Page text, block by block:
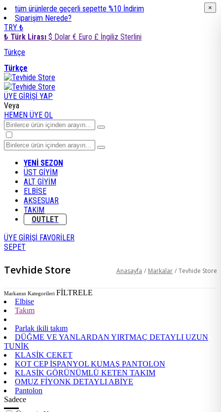
tüm ürünlerde geçerli sepette %10 İndirim
Siparişim Nerede?
TRY ₺
₺ Türk Lirası $ Dolar € Euro £ İngiliz Sterlini
Türkçe
Türkçe
ÜYE GİRİŞİ YAP
Veya
HEMEN ÜYE OL
YENİ SEZON
ÜST GİYİM
ALT GİYİM
ELBİSE
AKSESUAR
TAKIM
OUTLET
ÜYE GİRİŞİ FAVORİLER
SEPET
Tevhide Store Anasayfa / Markalar / Tevhide Store
Markanın Kategorileri FİLTRELE
Elbise
Takım
Parlak ikili takım
DÜĞME VE YANLARDAN YIRTMAÇ DETAYLI UZUN
TUNİK
KLASİK CEKET
KOT CEP İSPANYOL KUMAŞ PANTOLON
KLASİK GÖRÜNÜMLÜ KETEN TAKIM
OMUZ FİYONK DETAYLI ABİYE
Pantolon
Sadece
×
×